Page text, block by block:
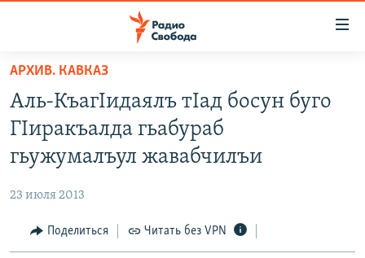
упрощенного
доступа
Вернуться
основному
Вернутся
АВТОРСКИЕ ПРОЕКТЫ
МНЕНИЯ
КУЛЬТУРА
АРХИВ. КАВКАЗ
Аль-КъагIидаялъ тIад босун буго
ГIиракъалда гьабураб
гьужумалъул жавабчилъи
23 июля 2013
Поделиться Читать без VPN